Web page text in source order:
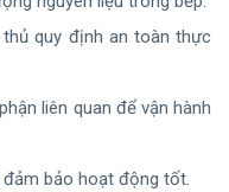
thủ quy định an toàn thực
liên quan để vận hành
đảm bảo hoạt động tốt.